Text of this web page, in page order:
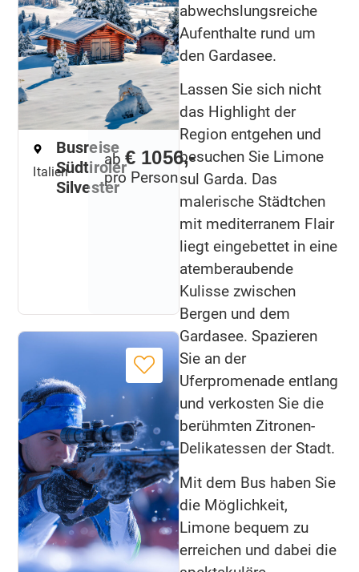
Italien
Busreise
Südtiroler
Silvester
ab € 1056,-
pro Person
abwechslungsreiche
Aufenthalte rund um
den Gardasee.
Lassen Sie sich nicht
das Highlight der
Region entgehen und
besuchen Sie Limone
sul Garda. Das
malerische Städtchen
mit mediterranem Flair
liegt eingebettet in eine
atemberaubende
Kulisse zwischen
Bergen und dem
Gardasee. Spazieren
Sie an der
Uferpromenade entlang
und verkosten Sie die
berühmten Zitronen-
Delikatessen der Stadt.
Mit dem Bus haben Sie
die Möglichkeit,
Limone bequem zu
erreichen und dabei die